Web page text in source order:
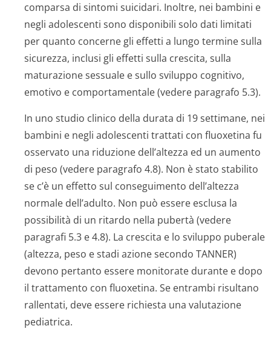
comparsa di sintomi suicidari. Inoltre, nei bambini e
negli adolescenti sono disponibili solo dati limitati
per quanto concerne gli effetti a lungo termine sulla
sicurezza, inclusi gli effetti sulla crescita, sulla
maturazione sessuale e sullo sviluppo cognitivo,
emotivo e comportamentale (vedere paragrafo 5.3).
In uno studio clinico della durata di 19 settimane, nei
bambini e negli adolescenti trattati con fluoxetina fu
osservato una riduzione dell’altezza ed un aumento
di peso (vedere paragrafo 4.8). Non è stato stabilito
se c’è un effetto sul conseguimento dell’altezza
normale dell’adulto. Non può essere esclusa la
possibilità di un ritardo nella pubertà (vedere
paragrafi 5.3 e 4.8). La crescita e lo sviluppo puberale
(altezza, peso e stadi azione secondo TANNER)
devono pertanto essere monitorate durante e dopo
il trattamento con fluoxetina. Se entrambi risultano
rallentati, deve essere richiesta una valutazione
pediatrica.